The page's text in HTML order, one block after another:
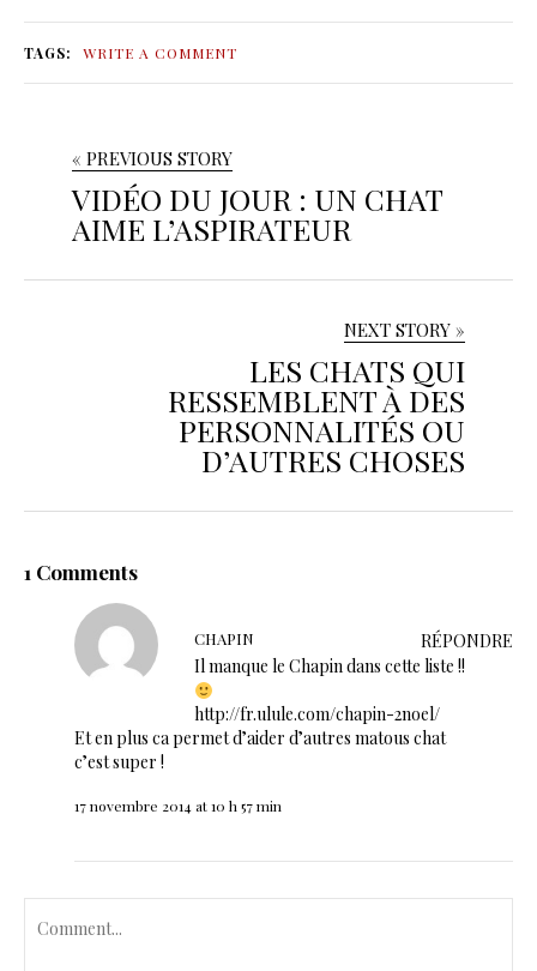
TAGS: WRITE A COMMENT
« PREVIOUS STORY
VIDÉO DU JOUR : UN CHAT
AIME L’ASPIRATEUR
NEXT STORY »
LES CHATS QUI
RESSEMBLENT À DES
PERSONNALITÉS OU
D’AUTRES CHOSES
1 Comments
CHAPIN
RÉPONDRE
Il manque le Chapin dans cette liste !!
http://fr.ulule.com/chapin-2noel/
Et en plus ca permet d’aider d’autres matous chat
c’est super !
17 novembre 2014 at 10 h 57 min